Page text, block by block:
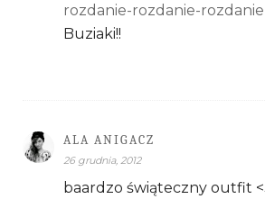
rozdanie-rozdanie-
Buziaki!!
ALA ANIGACZ
26 grudnia, 2012
baardzo świąteczny outfit